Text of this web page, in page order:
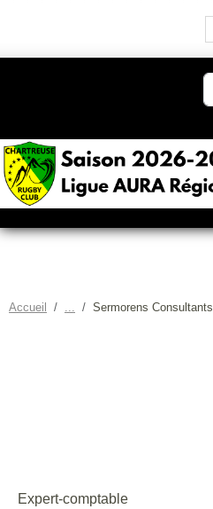
Accueil Sermorens Consultants
Expert-comptable